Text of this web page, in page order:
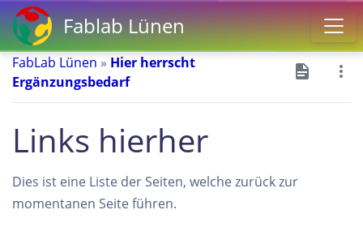
Fablab Lünen
FabLab Lünen » Hier herrscht
Ergänzungsbedarf
Links hierher
Dies ist eine Liste der Seiten, welche zurück zur
momentanen Seite führen.